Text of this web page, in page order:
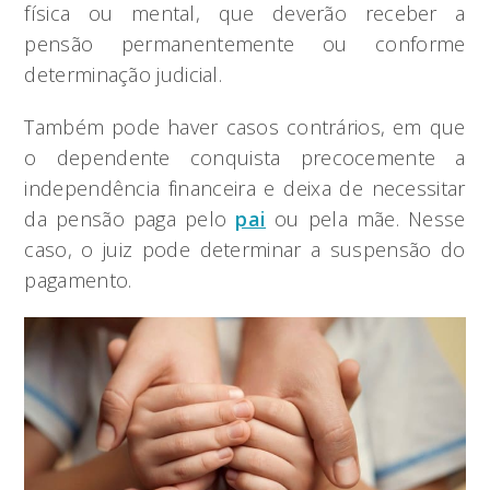
física ou mental, que deverão receber a
pensão permanentemente ou conforme
determinação judicial.
Também pode haver casos contrários, em que
o dependente conquista precocemente a
independência financeira e deixa de necessitar
da pensão paga pelo pai ou pela mãe. Nesse
caso, o juiz pode determinar a suspensão do
pagamento.